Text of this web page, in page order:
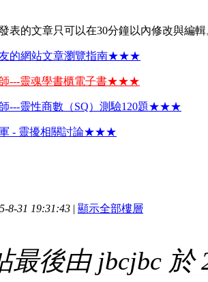
的文章只可以在30分鐘以內修改與
的網站文章瀏覽指南★★★
---靈魂學書櫃電子書★★★
靈性商數（SQ）測驗120題★★★
- 靈擾相關討論★★★
8-31 19:31:43 | 顯示全部樓層
最後由 jbcjbc 於